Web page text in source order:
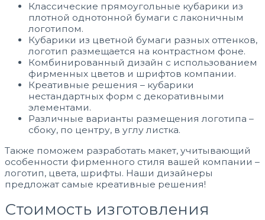
Классические прямоугольные кубарики из
плотной однотонной бумаги с лаконичным
логотипом.
Кубарики из цветной бумаги разных оттенков,
логотип размещается на контрастном фоне.
Комбинированный дизайн с использованием
фирменных цветов и шрифтов компании.
Креативные решения – кубарики
нестандартных форм с декоративными
элементами.
Различные варианты размещения логотипа –
сбоку, по центру, в углу листка.
Также поможем разработать макет, учитывающий
особенности фирменного стиля вашей компании –
логотип, цвета, шрифты. Наши дизайнеры
предложат самые креативные решения!
Стоимость изготовления